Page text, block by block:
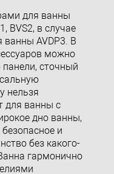
для ванны
BVS2, в случае
ванны AVDP3. В
можно
сточный
нельзя
для ванны с
дно ванны,
и
без какого-
гармонично